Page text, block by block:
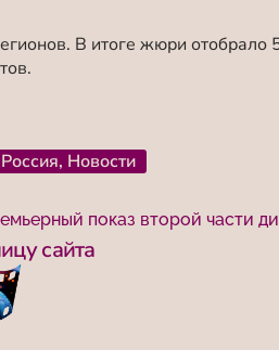
В итоге жюри отобрало
, Новости
сайта